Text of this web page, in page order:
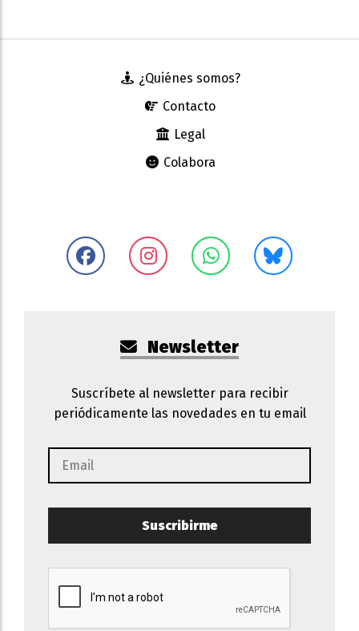
¿Quiénes somos?
Contacto
Legal
Colabora
Newsletter
Suscríbete al newsletter para recibir
periódicamente las novedades en tu email
Suscribirme